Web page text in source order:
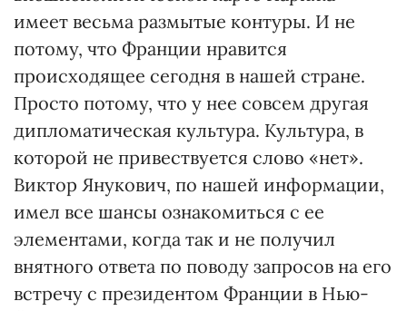
имеет весьма размытые контуры. И не
потому, что Франции нравится
происходящее сегодня в нашей стране.
Просто потому, что у нее совсем другая
дипломатическая культура. Культура, в
которой не привествуется слово «нет».
Виктор Янукович, по нашей информации,
имел все шансы ознакомиться с ее
элементами, когда так и не получил
внятного ответа по поводу запросов на его
встречу с президентом Франции в Нью-